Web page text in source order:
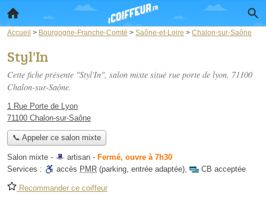
Accueil > Bourgogne-Franche-Comté > Saône-et-Loire > Chalon-sur-Saône
Styl'In
Cette fiche présente "Styl'In", salon mixte situé rue porte de lyon, 71100
Chalon-sur-Saône.
1 Rue Porte de Lyon
71100 Chalon-sur-Saône
📞 Appeler ce salon mixte
Salon mixte - artisan - Fermé, ouvre à 7h30
Services :
accès PMR (parking, entrée adaptée), CB acceptée
Recommander ce coiffeur